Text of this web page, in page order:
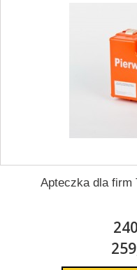
Apteczka dla firm